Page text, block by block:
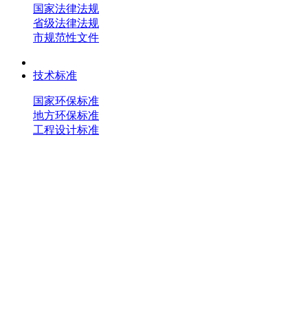
国家法律法规
省级法律法规
市规范性文件
技术标准
国家环保标准
地方环保标准
工程设计标准